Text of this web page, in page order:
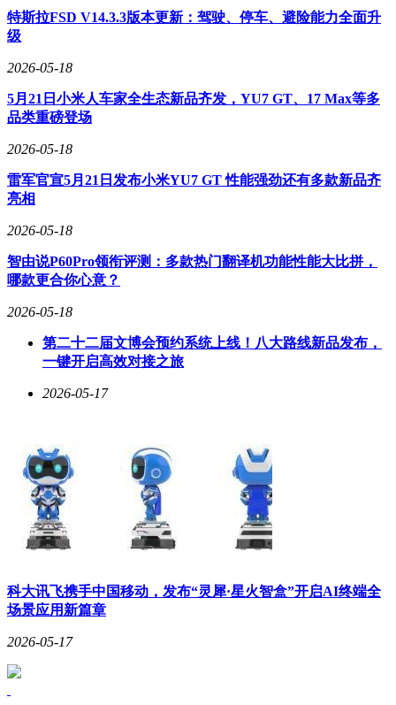
特斯拉FSD V14.3.3版本更新：驾驶、停车、避险能力全面升
级
2026-05-18
5月21日小米人车家全生态新品齐发，YU7 GT、17 Max等多
品类重磅登场
2026-05-18
雷军官宣5月21日发布小米YU7 GT 性能强劲还有多款新品齐
亮相
2026-05-18
智由说P60Pro领衔评测：多款热门翻译机功能性能大比拼，
哪款更合你心意？
2026-05-18
第二十二届文博会预约系统上线！八大路线新品发布，
一键开启高效对接之旅
2026-05-17
科大讯飞携手中国移动，发布“灵犀·星火智盒”开启AI终端全
场景应用新篇章
2026-05-17